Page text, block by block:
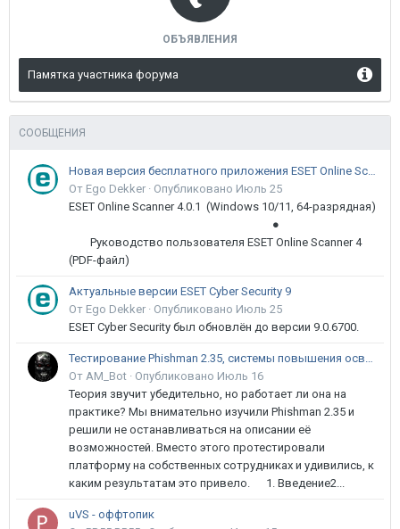
ОБЪЯВЛЕНИЯ
Памятка участника форума
СООБЩЕНИЯ
Новая версия бесплатного приложения ESET Online Scanner доступна пользователям
От Ego Dekker · Опубликовано Июль 25
ESET Online Scanner 4.0.1 (Windows 10/11, 64-разрядная)
●
Руководство пользователя ESET Online Scanner 4
(PDF-файл)
Актуальные версии ESET Cyber Security 9
От Ego Dekker · Опубликовано Июль 25
ESET Cyber Security был обновлён до версии 9.0.6700.
Тестирование Phishman 2.35, системы повышения осведомлённости пользователей в сфере ИБ
От AM_Bot · Опубликовано Июль 16
Теория звучит убедительно, но работает ли она на
практике? Мы внимательно изучили Phishman 2.35 и
решили не останавливаться на описании её
возможностей. Вместо этого протестировали
платформу на собственных сотрудниках и удивились, к
каким результатам это привело. 1. Введение2...
uVS - оффтопик